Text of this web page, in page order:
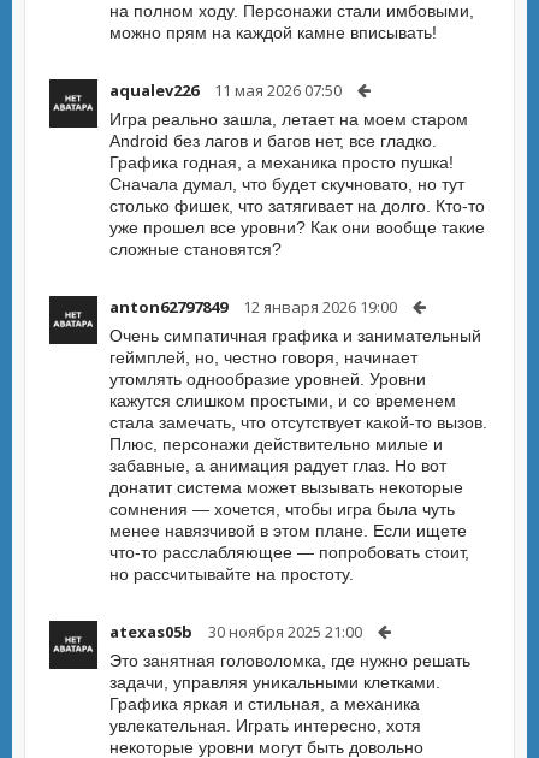
на полном ходу. Персонажи стали имбовыми,
можно прям на каждой камне вписывать!
aqualev226 11 мая 2026 07:50
Игра реально зашла, летает на моем старом
Android без лагов и багов нет, все гладко.
Графика годная, а механика просто пушка!
Сначала думал, что будет скучновато, но тут
столько фишек, что затягивает на долго. Кто-то
уже прошел все уровни? Как они вообще такие
сложные становятся?
anton62797849 12 января 2026 19:00
Очень симпатичная графика и занимательный
геймплей, но, честно говоря, начинает
утомлять однообразие уровней. Уровни
кажутся слишком простыми, и со временем
стала замечать, что отсутствует какой-то вызов.
Плюс, персонажи действительно милые и
забавные, а анимация радует глаз. Но вот
донатит система может вызывать некоторые
сомнения — хочется, чтобы игра была чуть
менее навязчивой в этом плане. Если ищете
что-то расслабляющее — попробовать стоит,
но рассчитывайте на простоту.
atexas05b 30 ноября 2025 21:00
Это занятная головоломка, где нужно решать
задачи, управляя уникальными клетками.
Графика яркая и стильная, а механика
увлекательная. Играть интересно, хотя
некоторые уровни могут быть довольно